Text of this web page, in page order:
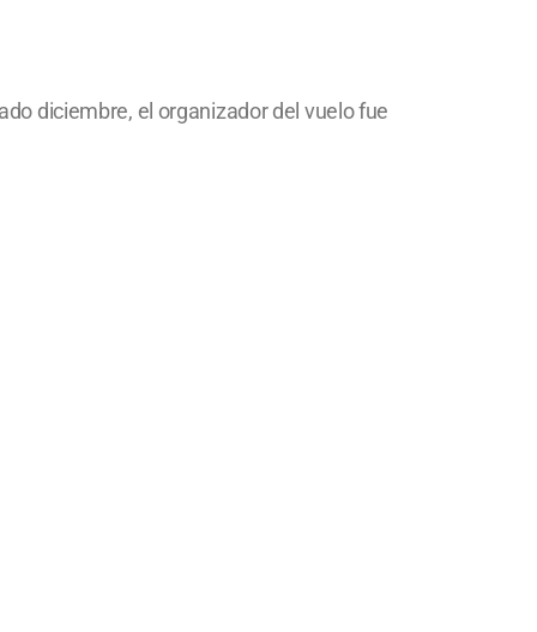
diciembre, el organizador del vuelo fue